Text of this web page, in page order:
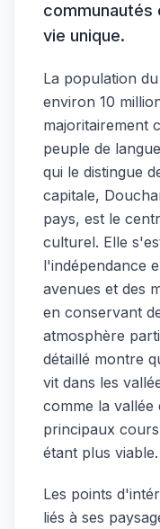
communautés
vie unique.
La population
environ 10
majoritairement
peuple de
qui le distingue
capitale,
pays, est le
culturel. Elle
l'indépendance
avenues et des
en conservant
atmosphère
détaillé montre
vit dans les
comme la vallée
principaux
étant plus viable.
Les points
liés à ses